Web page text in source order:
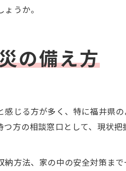
うか。
の備え方
じる方が多く、特に福井県
方の相談窓口として、現状
方法、家の中の安全対策ま